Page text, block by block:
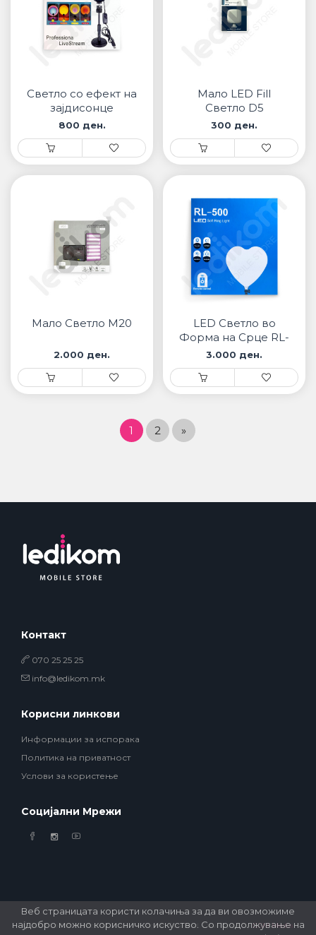
Светло со ефект на
зајдисонце
800 ден.
Мало LED Fill
Светло D5
300 ден.
Мало Светло M20
2.000 ден.
LED Светло во
Форма на Срце RL-
500
3.000 ден.
1 2 »
Веб страницата користи колачиња за да ви овозможиме
најдобро можно корисничко искуство. Со продолжување на
Контакт
070 25 25 25
info@ledikom.mk
Корисни линкови
Информации за испорака
Политика на приватност
Услови за користење
Социјални Мрежи
© 2026 Ledikom Mobile Store. All Rights Reserved. Developed byGSM Media